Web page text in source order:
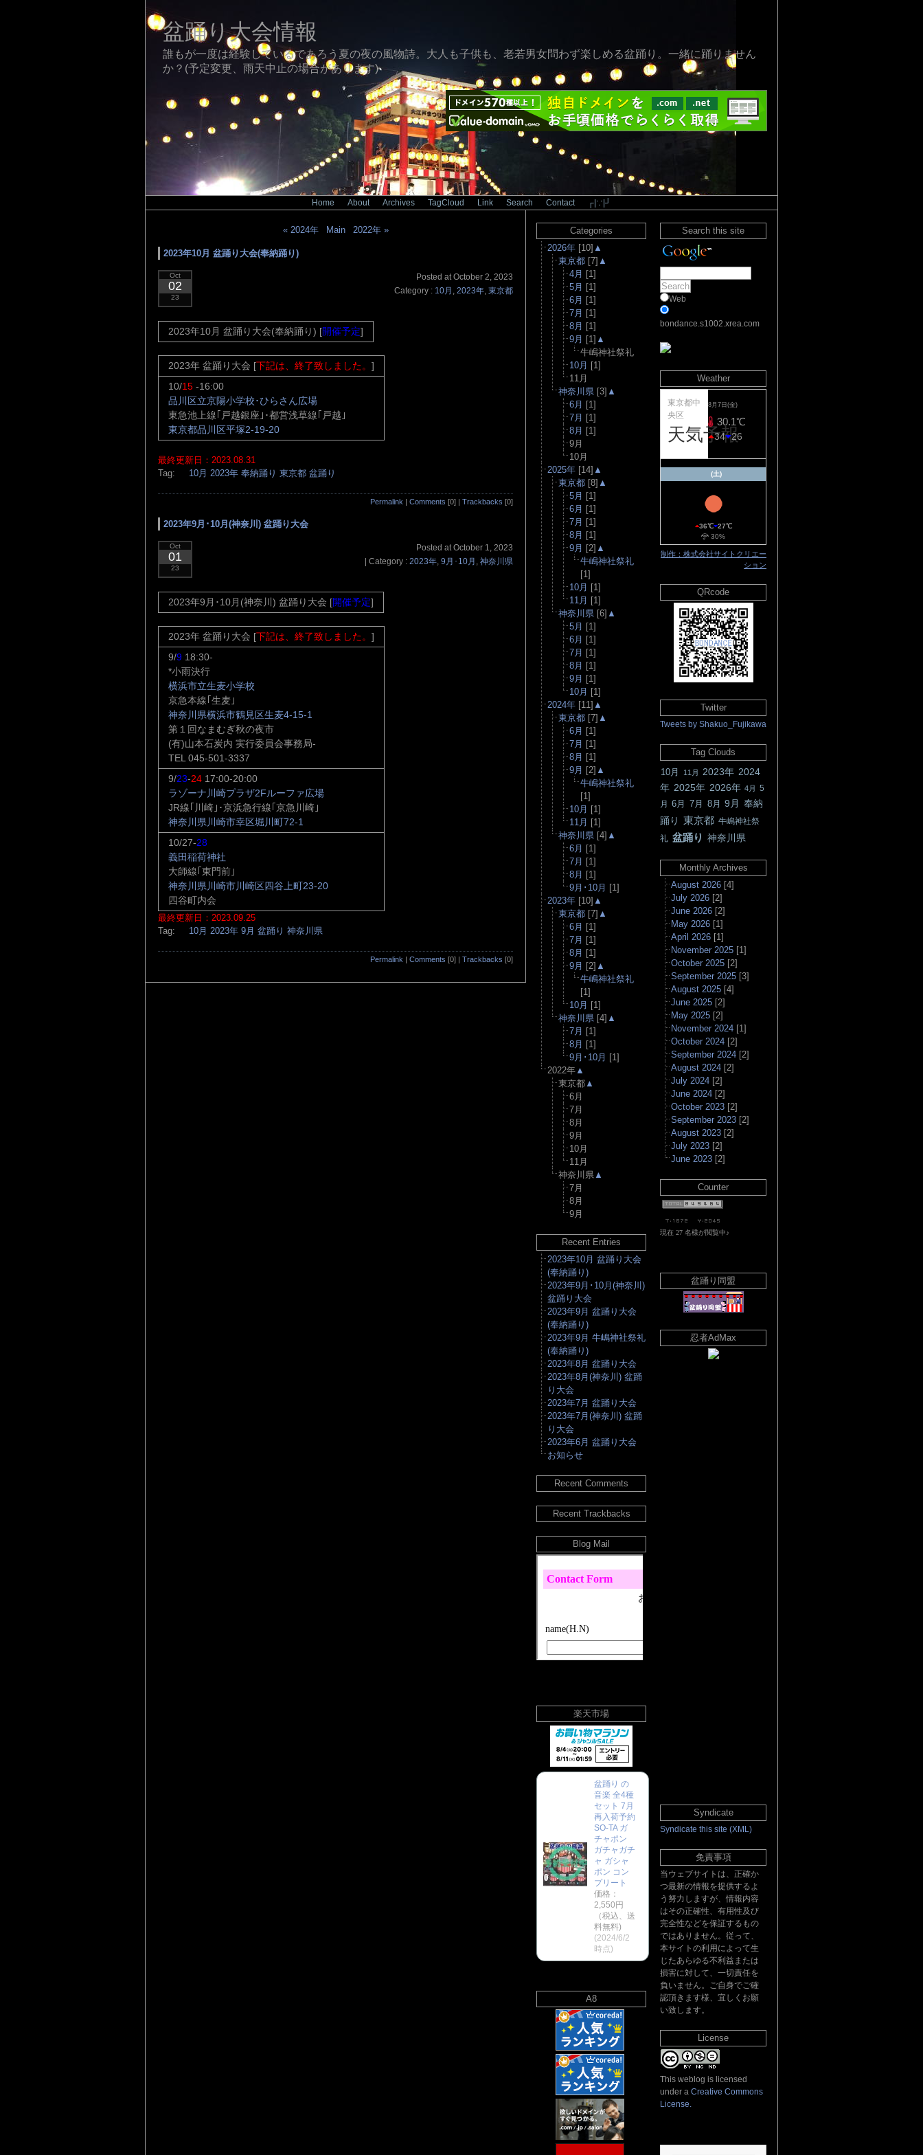
盆踊り大会情報
誰もが一度は経験しているであろう夏の夜の風物詩。大人も子供も、老若男女問わず楽しめる盆踊り。一緒に踊りません
か？(予定変更、雨天中止の場合があります)
Home About Archives TagCloud Link Search Contact ┌|∵|┘
« 2024年| Main| 2022年 »
2023年10月 盆踊り大会(奉納踊り)
Oct
02
23
Posted at October 2, 2023
Category : 10月 , 2023年, 東京都
2023年10月 盆踊り大会(奉納踊り) [開催予定]
2023年 盆踊り大会 [下記は、終了致しました。 ]
10/15 -16:00
品川区立京陽小学校･ひらさん広場
東急池上線｢戸越銀座｣･都営浅草線｢戸越｣
東京都品川区平塚2-19-20
最終更新日：2023.08.31
Tag:
10月 2023年 奉納踊り 東京都 盆踊り
Permalink | Comments [0] | Trackbacks [0]
2023年9月･10月(神奈川) 盆踊り大会
Oct
01
23
Posted at October 1, 2023
| Category : 2023年, 9月･10月 , 神奈川県
2023年9月･10月(神奈川) 盆踊り大会 [開催予定]
2023年 盆踊り大会 [下記は、終了致しました。 ]
9/9 18:30-
*小雨決行
横浜市立生麦小学校
京急本線｢生麦｣
神奈川県横浜市鶴見区生麦4-15-1
第１回なまむぎ秋の夜市
(有)山本石炭内 実行委員会事務局-
TEL 045-501-3337
9/23-24 17:00-20:00
ラゾーナ川崎プラザ2Fルーファ広場
JR線｢川崎｣･京浜急行線｢京急川崎｣
神奈川県川崎市幸区堀川町72-1
10/27-28
義田稲荷神社
大師線｢東門前｣
神奈川県川崎市川崎区四谷上町23-20
四谷町内会
最終更新日：2023.09.25
Tag:
10月 2023年 9月 盆踊り 神奈川県
Permalink | Comments [0] | Trackbacks [0]
Categories
2026年 [10] ▲
東京都 [7] ▲
4月 [1]
5月 [1]
6月 [1]
7月 [1]
8月 [1]
9月 [1] ▲
牛嶋神社祭礼
10月 [1]
11月
神奈川県 [3] ▲
6月 [1]
7月 [1]
8月 [1]
9月
10月
2025年 [14] ▲
東京都 [8] ▲
5月 [1]
6月 [1]
7月 [1]
8月 [1]
9月 [2] ▲
牛嶋神社祭礼
[1]
10月 [1]
11月 [1]
神奈川県 [6] ▲
5月 [1]
6月 [1]
7月 [1]
8月 [1]
9月 [1]
10月 [1]
2024年 [11] ▲
東京都 [7] ▲
6月 [1]
7月 [1]
8月 [1]
9月 [2] ▲
牛嶋神社祭礼
[1]
10月 [1]
11月 [1]
神奈川県 [4] ▲
6月 [1]
7月 [1]
8月 [1]
9月･10月 [1]
2023年 [10] ▲
東京都 [7] ▲
6月 [1]
7月 [1]
8月 [1]
9月 [2] ▲
牛嶋神社祭礼
[1]
10月 [1]
神奈川県 [4] ▲
7月 [1]
8月 [1]
9月･10月 [1]
2022年▲
東京都▲
6月
7月
8月
9月
10月
11月
神奈川県▲
7月
8月
9月
Recent Entries
2023年10月 盆踊り大会
(奉納踊り)
2023年9月･10月(神奈川)
盆踊り大会
2023年9月 盆踊り大会
(奉納踊り)
2023年9月 牛嶋神社祭礼
(奉納踊り)
2023年8月 盆踊り大会
2023年8月(神奈川) 盆踊
り大会
2023年7月 盆踊り大会
2023年7月(神奈川) 盆踊
り大会
2023年6月 盆踊り大会
お知らせ
Recent Comments
Recent Trackbacks
Blog Mail
楽天市場
盆踊り の
音楽 全4種
セット 7月
再入荷予約
SO-TA ガ
チャポン
ガチャガチ
ャ ガシャ
ポン コン
プリート
価格：
2,550円
（税込、送
料無料)
(2024/6/2
時点)
A8
Search this site
Web
bondance.s1002.xrea.com
Weather
東京都中
央区
天気予報
8月7日(金)
30.1℃
34 26
(土)
36℃ 27℃
30%
制作：株式会社サイトクリエー
ション
QRcode
Twitter
Tweets by Shakuo_Fujikawa
Tag Clouds
10月
11月 2023年 2024
年 2025年 2026年 4月
5
月
6月 7月 8月 9月 奉納
踊り 東京都 牛嶋神社祭
礼 盆踊り 神奈川県
Monthly Archives
August 2026 [4]
July 2026 [2]
June 2026 [2]
May 2026 [1]
April 2026 [1]
November 2025 [1]
October 2025 [2]
September 2025 [3]
August 2025 [4]
June 2025 [2]
May 2025 [2]
November 2024 [1]
October 2024 [2]
September 2024 [2]
August 2024 [2]
July 2024 [2]
June 2024 [2]
October 2023 [2]
September 2023 [2]
August 2023 [2]
July 2023 [2]
June 2023 [2]
Counter
盆踊り同盟
忍者AdMax
Syndicate
Syndicate this site (XML)
免責事項
当ウェブサイトは、正確か
つ最新の情報を提供するよ
う努力しますが、情報内容
はその正確性、有用性及び
完全性などを保証するもの
ではありません。従って、
本サイトの利用によって生
じたあらゆる不利益または
損害に対して、一切責任を
負いません。ご自身でご確
認頂きます様、宜しくお願
い致します。
License
This weblog is licensed
under a Creative Commons
License.